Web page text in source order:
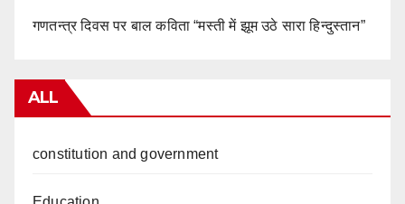
गणतन्त्र दिवस पर बाल कविता “मस्ती में झूम उठे सारा हिन्दुस्तान”
ALL
constitution and government